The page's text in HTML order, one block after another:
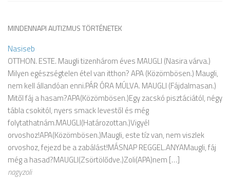
MINDENNAPI AUTIZMUS TÖRTÉNETEK
Nasiseb
OTTHON. ESTE. Maugli tizenhárom éves MAUGLI (Nasira várva.)
Milyen egészségtelen étel van itthon? APA (Közömbösen.) Maugli,
nem kell állandóan enni.PÁR ÓRA MÚLVA. MAUGLI (Fájdalmasan.)
Mitől fáj a hasam?APA(Közömbösen.)Egy zacskó pisztáciától, négy
tábla csokitól, nyers smack levestől és még
folytathatnám.MAUGLI(Határozottan.)Vigyél
orvoshoz!APA(Közömbösen.)Maugli, este tíz van, nem viszlek
orvoshoz, fejezd be a zabálást!MÁSNAP REGGEL.ANYAMaugli, fáj
még a hasad?MAUGLI(Zsörtölődve.)Zoli(APA)nem […]
nagyzoli